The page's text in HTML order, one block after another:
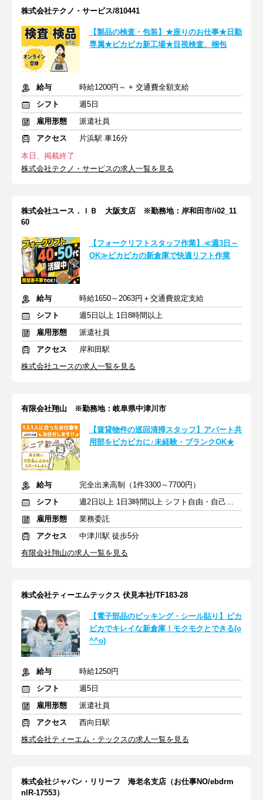
株式会社テクノ・サービス/810441
【製品の検査・包装】★座りのお仕事★日勤
専属★ピカピカ新工場★目視検査、梱包
給与
時給1200円～ + 交通費全額支給
シフト
週5日
雇用形態
派遣社員
アクセス
片浜駅 車16分
本日、掲載終了
株式会社テクノ・サービスの求人一覧を見る
株式会社ユース．ＩＢ 大阪支店 ※勤務地：岸和田市/i02_11
60
【フォークリフトスタッフ作業】≪週3日～
OK≫ピカピカの新倉庫で快適リフト作業
給与
時給1650～2063円＋交通費規定支給
シフト
週5日以上 1日8時間以上
雇用形態
派遣社員
アクセス
岸和田駅
株式会社ユースの求人一覧を見る
有限会社翔山 ※勤務地：岐阜県中津川市
【賃貸物件の巡回清掃スタッフ】アパート共
用部をピカピカに♪未経験・ブランクOK★
給与
完全出来高制（1件3300～7700円）
シフト
週2日以上 1日3時間以上 シフト自由・自己申告
雇用形態
業務委託
アクセス
中津川駅 徒歩5分
有限会社翔山の求人一覧を見る
株式会社ティーエムテックス 伏見本社/TF183-28
【電子部品のピッキング・シール貼り】ピカ
ピカでキレイな新倉庫！モクモクとできる(o
^^o)
給与
時給1250円
シフト
週5日
雇用形態
派遣社員
アクセス
西向日駅
株式会社ティーエム・テックスの求人一覧を見る
株式会社ジャパン・リリーフ 海老名支店（お仕事NO/ebdrm
nlR-17553）